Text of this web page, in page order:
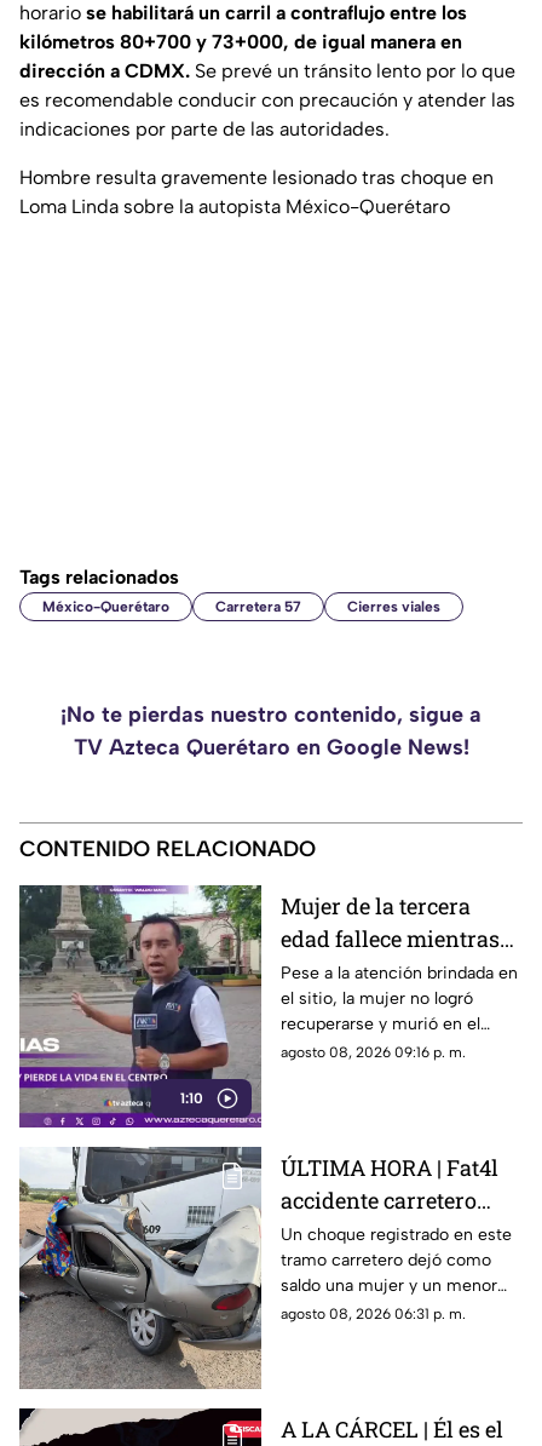
horario se habilitará un carril a contraflujo entre los
kilómetros 80+700 y 73+000, de igual manera en
dirección a CDMX. Se prevé un tránsito lento por lo que
es recomendable conducir con precaución y atender las
indicaciones por parte de las autoridades.
Hombre resulta gravemente lesionado tras choque en
Loma Linda sobre la autopista México-Querétaro
Tags relacionados
México-Querétaro Carretera 57 Cierres viales
¡No te pierdas nuestro contenido, sigue a
TV Azteca Querétaro en Google News!
CONTENIDO RELACIONADO
1:10
Mujer de la tercera
edad fallece mientras
caminaba por el Centro
de Querétaro
Pese a la atención brindada en
el sitio, la mujer no logró
recuperarse y murió en el
lugar.
agosto 08, 2026 09:16 p. m.
ÚLTIMA HORA | Fat4l
accidente carretero
deja una mujer y un
niño mu3rtos en San
Juan del Río
Un choque registrado en este
tramo carretero dejó como
saldo una mujer y un menor
sin vida, además de una
agosto 08, 2026 06:31 p. m.
A LA CÁRCEL | Él es el